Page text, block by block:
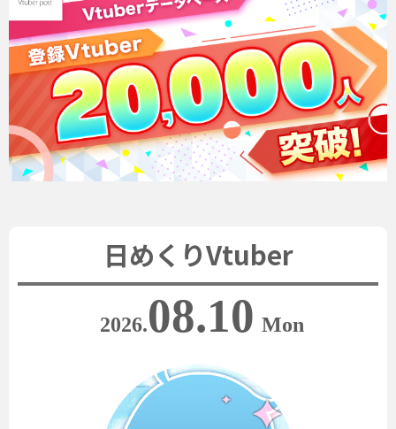
日めくりVtuber
2026.08.10 Mon